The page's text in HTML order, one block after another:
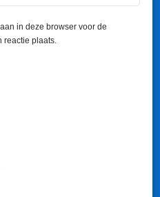
in deze browser voor de
reactie plaats.